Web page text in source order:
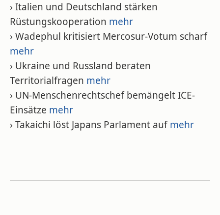
› Italien und Deutschland stärken
Rüstungskooperation mehr
› Wadephul kritisiert Mercosur-Votum scharf
mehr
› Ukraine und Russland beraten
Territorialfragen mehr
› UN-Menschenrechtschef bemängelt ICE-
Einsätze mehr
› Takaichi löst Japans Parlament aufmehr